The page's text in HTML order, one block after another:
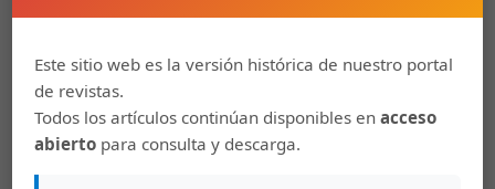
sentida en Costa Rica (1976-2013) en el marco
histórico del 30 aniversario (1982-2012) de la
Red Sismológica Nacional (RSN: UCR-ICE),
Revista geológica de América central: 2014:
Este sitio web es la versión histórica de nuestro portal
de revistas.
Todos los artículos continúan disponibles enacceso
abierto para consulta y descarga.